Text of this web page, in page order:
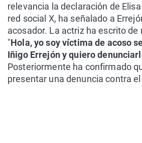
relevancia la declaración de
red social X, ha señalado a
acosador. La actriz ha escrito de
"Hola, yo soy víctima de acoso
Iñigo Errejón y quiero
Posteriormente ha confirmado
presentar una denuncia contra